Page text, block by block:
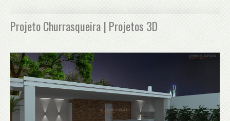
Projeto Churrasqueira | Projetos 3D